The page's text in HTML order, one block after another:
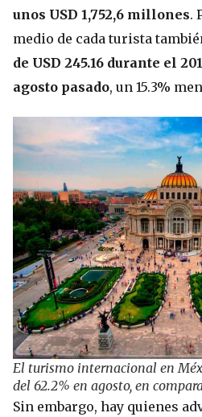
unos USD 1,752,6 millones.
medio de cada turista
de USD 245.16 durante el
agosto pasado, un 15.3%
El turismo internacional en
del 62.2% en agosto, en
Sin embargo, hay quienes